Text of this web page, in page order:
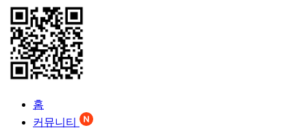
홈
커뮤니티